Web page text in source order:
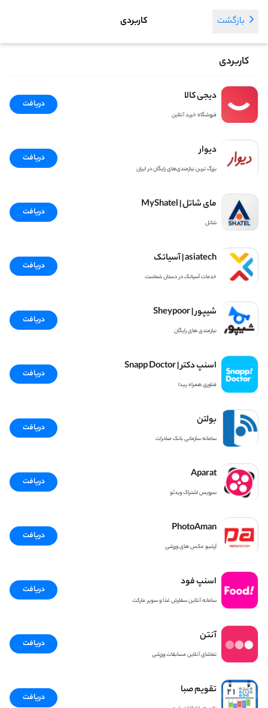
بازگشت کاربردی
کاربردی
دیجی کالا
فروشگاه خرید آنلاین
دریافت
دیوار
بزرگ ترین نیازمندی‌های رایگان در ایران
دریافت
مای شاتل | MyShatel
شاتل
دریافت
asiatech | آسیاتک
خدمات آسیاتک در دستان شماست
دریافت
شیپور | Sheypoor
نیازمندی های رایگان
دریافت
اسنپ دکتر | Snapp Doctor
فناوری همراه پیدا
دریافت
بولتن
سامانه سازمانی بانک صادرات
دریافت
Aparat
سرویس اشتراک ویدئو
دریافت
PhotoAman
آرشیو عکس های ورزشی
دریافت
اسنپ فود
سامانه آنلاین سفارش غذا و سوپر مارکت
دریافت
آنتن
تماشای آنلاین مسابقات ورزشی
دریافت
تقويم صبا
دریافت